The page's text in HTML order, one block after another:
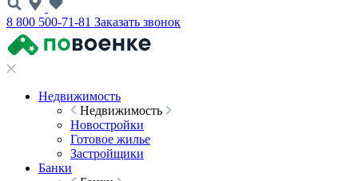
8 800 500-71-81 Заказать звонок
Недвижимость
Недвижимость
Новостройки
Готовое жилье
Застройщики
Банки